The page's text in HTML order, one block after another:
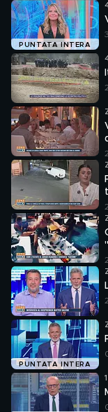
PUNTATA INTERA
PUNTATA INTERA